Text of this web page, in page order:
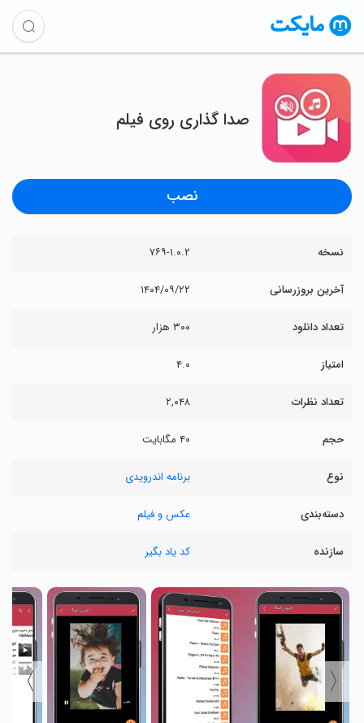
صدا گذاری روی فیلم
نصب
نسخه ۷۶۹-۱.۰.۲
آخرین بروزرسانی ۱۴۰۴/۰۹/۲۲
تعداد دانلود ۳۰۰ هزار
امتیاز ۴.۰
تعداد نظرات ۲,۰۴۸
حجم ۴۰ مگابایت
نوع برنامه اندرویدی
دسته‌بندی عکس و فیلم
سازنده کد یاد بگیر
〈
〉